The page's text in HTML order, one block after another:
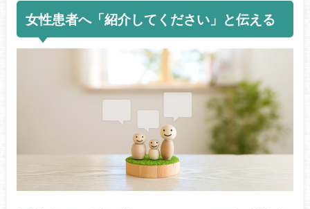
女性患者へ「紹介してください」と伝える